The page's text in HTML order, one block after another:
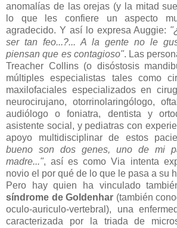
anomalías de las orejas (y la mitad
lo que les confiere un aspecto
agradecido. Y así lo expresa Auggie:
ser tan feo...?... A la gente no le
piensan que es contagioso". Las
Treacher Collins (o disóstosis
múltiples especialistas tales como
maxilofaciales especializados en
neurocirujano, otorrinolaringólogo,
audiólogo o foniatra, dentista y
asistente social, y pediatras con
apoyo multidisciplinar de estos
bueno son dos genes, uno de mi
madre...", así es como Via intenta
novio el por qué de lo que le pasa a su
Pero hay quien ha vinculado
síndrome de Goldenhar (también
oculo-auriculo-vertebral), una
caracterizada por la triada de